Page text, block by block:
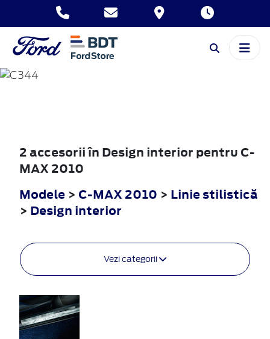
C-MAX
2 accesorii în Design interior pentru C-
MAX 2010
Modele > C-MAX 2010 > Linie stilistică
> Design interior
Vezi categorii